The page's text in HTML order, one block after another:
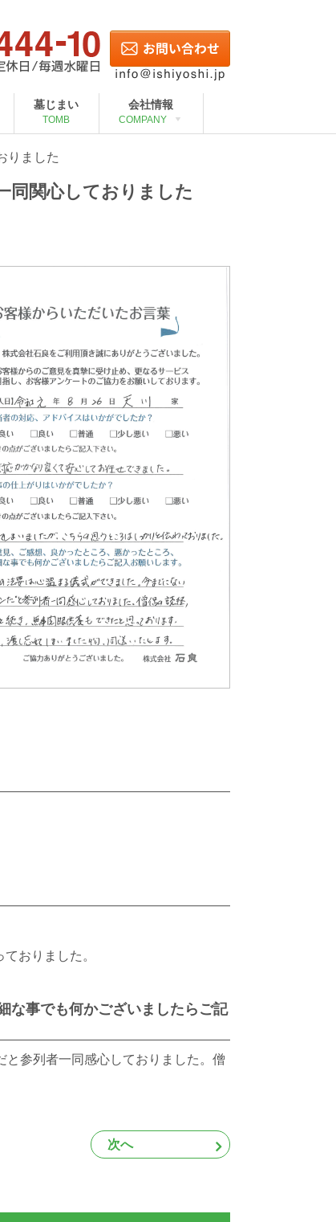
墓じまい
TOMB
会社情報
COMPANY
りました
同関心しておりました
おりました。
な事でも何かございましたらご記
参列者一同感心しておりました。僧
次へ